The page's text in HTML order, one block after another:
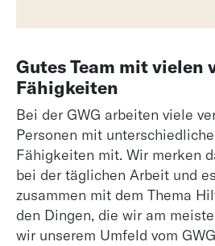
Gutes Team mit vielen
Fähigkeiten
Bei der GWG arbeiten viele
Personen mit
Fähigkeiten mit. Wir merken
bei der täglichen Arbeit und
zusammen mit dem Thema
den Dingen, die wir am
wir unserem Umfeld vom